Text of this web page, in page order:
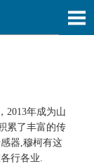
2013年成为山
累了丰富的传
器,穆柯有这
行各业.